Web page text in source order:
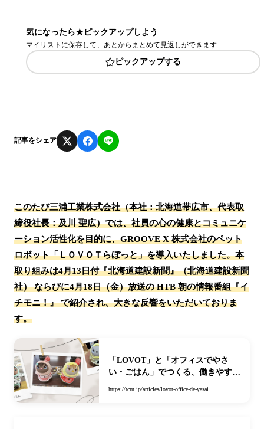
気になったら★ピックアップしよう
マイリストに保存して、あとからまとめて見返しができます
ピックアップする
記事をシェア
このたび三浦工業株式会社（本社：北海道帯広市、代表取
締役社長：及川 聖広）では、社員の心の健康とコミュニケ
ーション活性化を目的に、GROOVE X 株式会社のペット
ロボット「ＬＯＶＯＴらぼっと」を導入いたしました。本
取り組みは4月13日付『北海道建設新聞』（北海道建設新聞
社） ならびに4月18日（金）放送の HTB 朝の情報番組『イ
チモニ！』 で紹介され、大きな反響をいただいておりま
す。
「LOVOT」と「オフィスでやさ
い・ごはん」でつくる、働きやすい
の求人・移住なら【TCRU】北海道
https://tcru.jp/articles/lovot-office-de-yasai